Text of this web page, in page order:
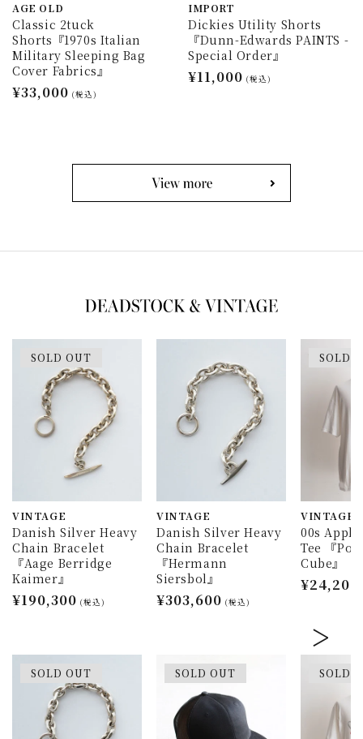
AGE OLD
Classic 2tuck
Shorts『1970s Italian
Military Sleeping Bag
Cover Fabrics』
通
¥33,000 (税込)
IMPORT
Dickies Utility Shorts
『Dunn-Edwards PAINTS -
Special Order』
通
¥11,000 (税込)
SOLD OUT
VINTAGE
Danish Silver Heavy
Chain Bracelet
『Aage Berridge
Kaimer』
通
格
¥190,300 (税込)
SOLD OUT
VINTAGE
Danish Silver Heavy
Chain Bracelet
『Hermann
Siersbol』
通
¥303,600 (税込)
SOLD OUT
SOLD
VINTAGE
00s
Tee 『
Cube』
通
格
¥24,200
SOLD